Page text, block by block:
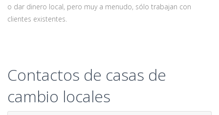
o dar dinero local, pero muy a menudo, sólo trabajan con
clientes existentes.
Contactos de casas de
cambio locales